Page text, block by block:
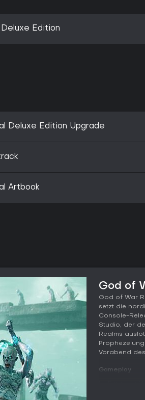
Edition
Deluxe Edition Upgrade
Artbook
God of
God of War
setzt die
Console-
Studio, der
Realms
Vorabend
Gameplay